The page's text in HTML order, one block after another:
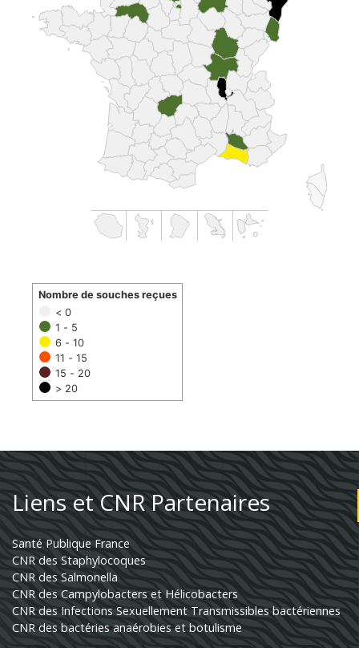
< 0
1 - 5
6 - 10
11 - 15
15 - 20
> 20
Nombre de souches reçues
Liens et CNR Partenaires
Santé Publique France
CNR des Staphylocoques
CNR des Salmonella
CNR des Campylobacters et Hélicobacters
CNR des Infections Sexuellement Transmissibles bactériennes
CNR des bactéries anaérobies et botulisme